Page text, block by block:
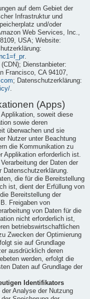
auf dem Gebiet der
Infrastruktur und
und/oder
Web Services, Inc.,
USA; Website:
.
Dienstanbieter:
Francisco, CA 94107,
; Datenschutzerklärung:
.
(Apps)
soweit diese
sowie deren
überwachen und sie
Nutzer unter Beachtung
die Kommunikation zu
Applikation erforderlich ist.
der Daten der
die für die Bereitstellung
ist, dient der Erfüllung von
Bereitstellung der
Freigaben von
von Daten für die
nicht erforderlich ist,
betriebswirtschaftlichen
Zwecken der Optimierung
sie auf Grundlage
ausdrücklich deren
werden, erfolgt die
Daten auf Grundlage der
Identifikators
Analyse der Nutzung